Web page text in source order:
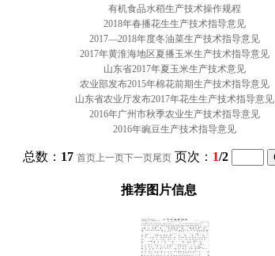
有机食品水稻生产技术操作规程
2018年春播花生生产技术指导意见
2017—2018年度冬油菜生产技术指导意见
2017年黄淮海地区夏播玉米生产技术指导意见
山东省2017年夏玉米生产技术意见
农业部发布2015年棉花前期生产技术指导意见
山东省农业厅发布2017年花生生产技术指导意见
2016年广州市秋季农业生产技术指导意见
2016年豌豆生产技术指导意见
总数： 17 首页上一页下一页尾页页次： 1/2
推荐图片信息